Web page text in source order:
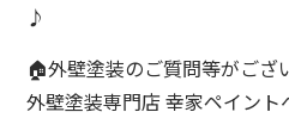
♪
🏠外壁塗装のご質問等がご
外壁塗装専門店 幸家ペイント